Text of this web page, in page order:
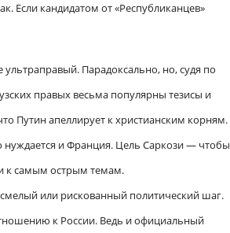
Если кандидатом от «Республиканцев»
Парадоксально, но, судя по
правых весьма популярны тезисы и
Путин апеллирует к христианским корням.
нуждается и Франция. Цель Саркози — чтобы
к самым острым темам.
или рискованный политический шаг.
к России. Ведь и официальный